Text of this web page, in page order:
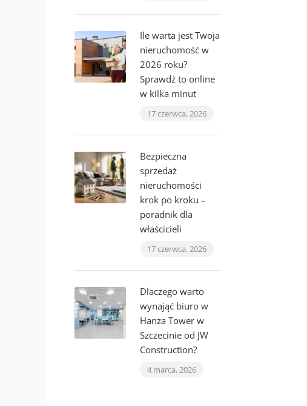
Ile warta jest Twoja
nieruchomość w
2026 roku?
Sprawdź to online
w kilka minut
17 czerwca, 2026
Bezpieczna
sprzedaż
nieruchomości
krok po kroku –
poradnik dla
właścicieli
17 czerwca, 2026
Dlaczego warto
wynająć biuro w
Hanza Tower w
Szczecinie od JW
Construction?
4 marca, 2026